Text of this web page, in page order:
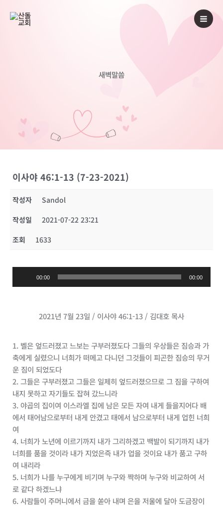
새벽말씀
이사야 46:1-13 (7-23-2021)
작성자
Sandol
작성일
2021-07-22 23:21
조회
1633
어
00:00 00:00
2021년 7월 23일 / 이사야 46:1-13 / 김대호 목사
1. 벨은 엎드러졌고 느보는 구부러졌도다 그들의 우상들은 짐승과 가
축에게 실렸으니 너희가 떠메고 다니던 그것들이 피곤한 짐승의 무거
운 짐이 되었도다
2. 그들은 구부러졌고 그들은 일제히 엎드러졌으므로 그 짐을 구하여
내지 못하고 자기들도 잡혀 갔느니라
3. 야곱의 집이여 이스라엘 집에 남은 모든 자여 내게 들을지어다 배
에서 태어남으로부터 내게 안겼고 태에서 남으로부터 내게 업힌 너희
여
4. 너희가 노년에 이르기까지 내가 그리하겠고 백발이 되기까지 내가
너희를 품을 것이라 내가 지었은즉 내가 업을 것이요 내가 품고 구하
여 내리라
5. 너희가 나를 누구에게 비기며 누구와 짝하며 누구와 비교하여 서
로 같다 하겠느냐
6. 사람들이 주머니에서 금을 쏟아 내며 은을 저울에 달아 도금장이